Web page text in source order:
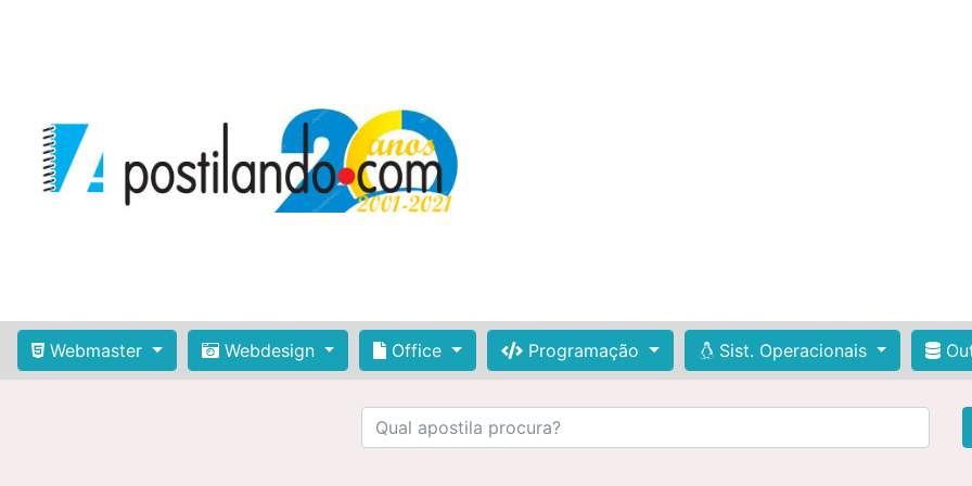
Webmaster Webdesign Office Programação Sist. Operacionais